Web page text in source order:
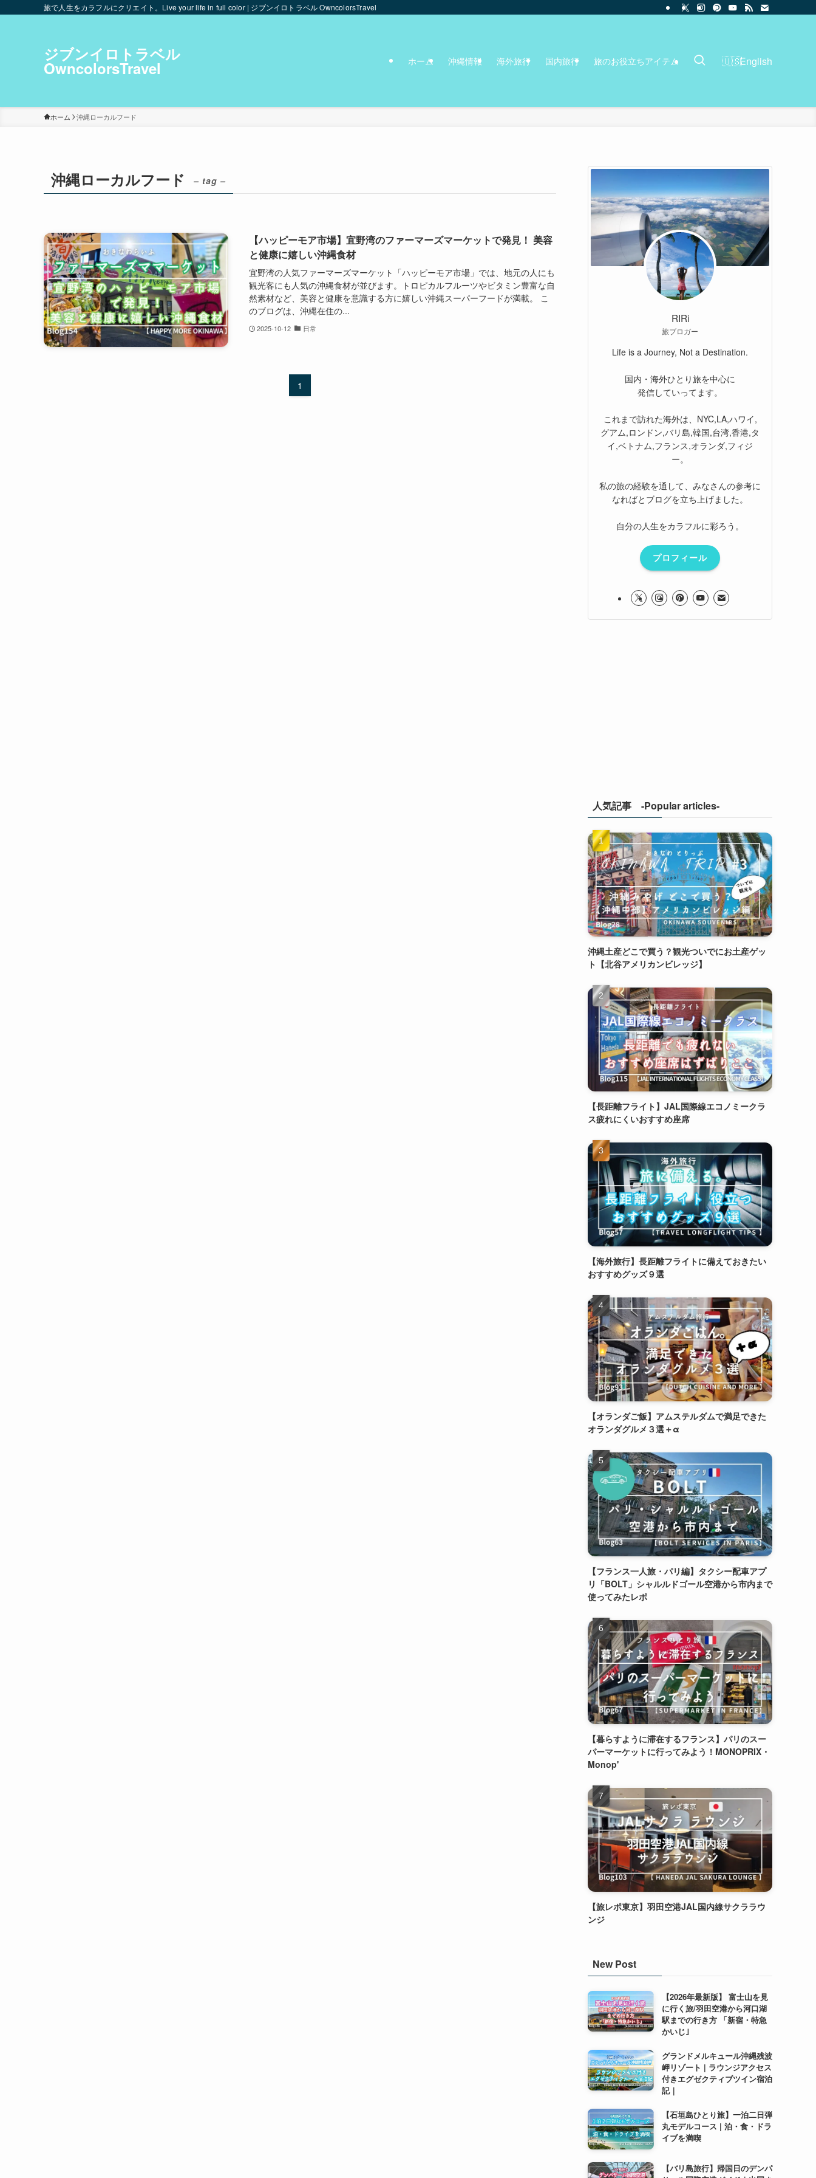
旅で人生をカラフルにクリエイト。Live your life in full color | ジブンイロトラベル OwncolorsTravel
ジブンイロトラベル
OwncolorsTravel ホーム 沖縄情報 海外旅行 国内旅行 旅のお役立ちアイテム English
ホーム 沖縄ローカルフード
沖縄ローカルフード – tag –
【ハッピーモア市場】宜野湾のファーマーズマーケットで発見！ 美容
と健康に嬉しい沖縄食材
宜野湾の人気ファーマーズマーケット「ハッピーモア市場」では、地元の人にも
観光客にも人気の沖縄食材が並びます。トロピカルフルーツやビタミン豊富な自
然素材など、美容と健康を意識する方に嬉しい沖縄スーパーフードが満載。 こ
のブログは、沖縄在住の...
2025-10-12 日常
1
RIRi
旅ブロガー
Life is a Journey, Not a Destination.
国内・海外ひとり旅を中心に
発信していってます。
これまで訪れた海外は、NYC,LA,ハワイ,
グアム,ロンドン,バリ島,韓国,台湾,香港,タ
イ,ベトナム,フランス,オランダ,フィジ
ー。
私の旅の経験を通して、みなさんの参考に
なればとブログを立ち上げました。
自分の人生をカラフルに彩ろう。
プロフィール
人気記事 -Popular articles-
沖縄土産どこで買う？観光ついでにお土産ゲッ
ト【北谷アメリカンビレッジ】
【長距離フライト】JAL国際線エコノミークラ
ス疲れにくいおすすめ座席
【海外旅行】長距離フライトに備えておきたい
おすすめグッズ９選
【オランダご飯】アムステルダムで満足できた
オランダグルメ３選＋α
【フランス一人旅・パリ編】タクシー配車アプ
リ「BOLT」シャルルドゴール空港から市内まで
使ってみたレポ
【暮らすように滞在するフランス】パリのスー
パーマーケットに行ってみよう！MONOPRIX・
Monop'
【旅レポ東京】羽田空港JAL国内線サクララウ
ンジ
New Post
【2026年最新版】 富士山を見
に行く旅/羽田空港から河口湖
駅までの行き方 「新宿・特急
かいじ｣
グランドメルキュール沖縄残波
岬リゾート | ラウンジアクセス
付きエグゼクティブツイン宿泊
記｜
【石垣島ひとり旅】一泊二日弾
丸モデルコース | 泊・食・ドラ
イブを満喫
【バリ島旅行】帰国日のデンパ